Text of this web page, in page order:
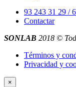
93 243 31 29 /
Contactar
SONLAB 2018 ©
Términos y
Privacidad y
×